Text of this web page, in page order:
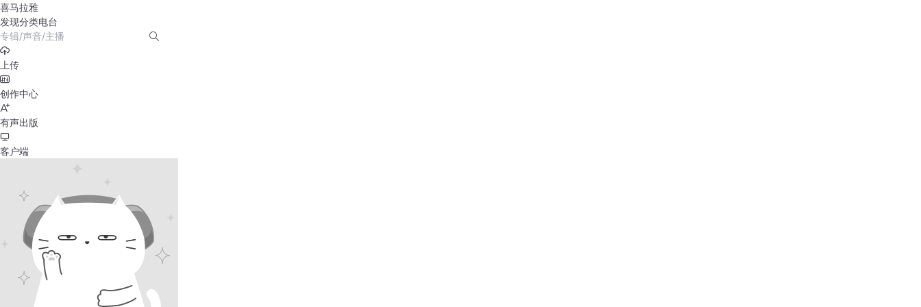
喜马拉雅
发现分类电台
上传
创作中心
有声出版
客户端